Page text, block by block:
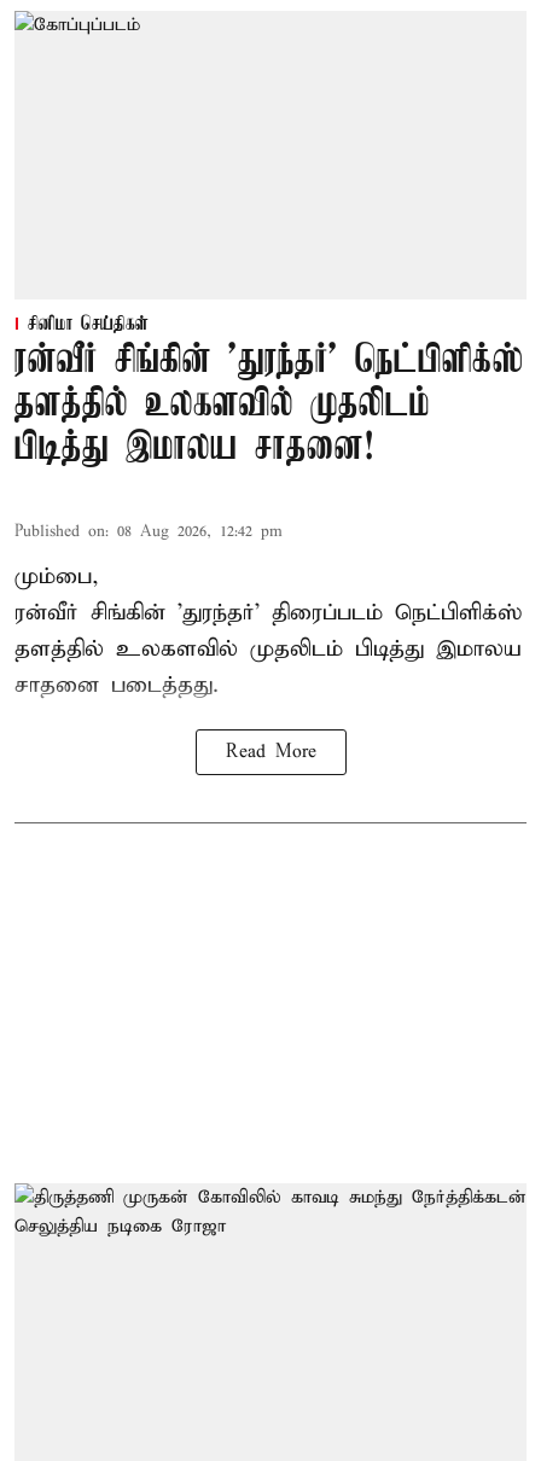
சினிமா செய்திகள்
ரன்வீர் சிங்கின் 'துரந்தர்' நெட்பிளிக்ஸ்
தளத்தில் உலகளவில் முதலிடம்
பிடித்து இமாலய சாதனை!
Published on: 08 Aug 2026, 12:42 pm
மும்பை,
ரன்வீர் சிங்கின் 'துரந்தர்' திரைப்படம் நெட்பிளிக்ஸ்
தளத்தில் உலகளவில் முதலிடம் பிடித்து இமாலய
சாதனை படைத்தது.
Read More